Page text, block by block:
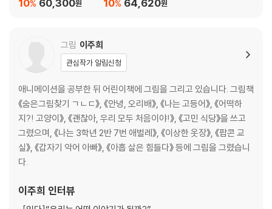
60,300원
10% 64,620원
10%
그림 이주희
관심작가 알림신청
애니메이션을 공부한 뒤 어린이책에 그림을 그리고 있습니다. 그림책
《숨은그림찾기 ㄱㄴㄷ》, 《안녕, 오리배》, 《나는 고등어》, 《어떡하
지?! 고양이》, 《괜찮아, 우리 모두 처음이야!》, 《고민 식당》을 쓰고
그렸으며, 《나는 3학년 2반 7번 애벌레》, 《이상한 옷장》, 《팝콘 교
실》, 《갑자기 악어 아빠》, 《아홉 살은 힘들다》 등에 그림을 그렸습니
다.
이주희 인터뷰